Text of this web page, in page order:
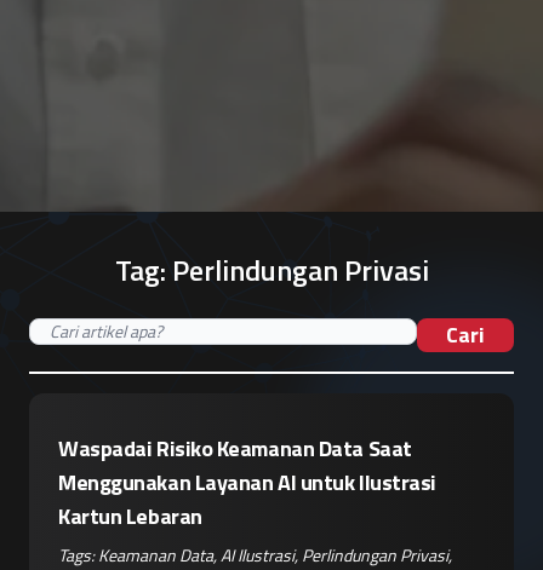
Tag: Perlindungan Privasi
Cari
Waspadai Risiko Keamanan Data Saat
Menggunakan Layanan AI untuk Ilustrasi
Kartun Lebaran
Tags:Keamanan Data,AI Ilustrasi,Perlindungan Privasi,